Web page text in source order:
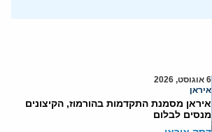
6 אוגוסט, 2026
איראן
איראן מסמנת התקדמות בהורמוז, הקיצונים
מנסים לבלום